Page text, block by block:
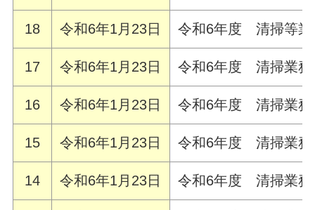
18 令和6年1月23日 令和6年度 清掃等業
17 令和6年1月23日 令和6年度 清掃業務
16 令和6年1月23日 令和6年度 清掃業務
15 令和6年1月23日 令和6年度 清掃業務
14 令和6年1月23日 令和6年度 清掃業務